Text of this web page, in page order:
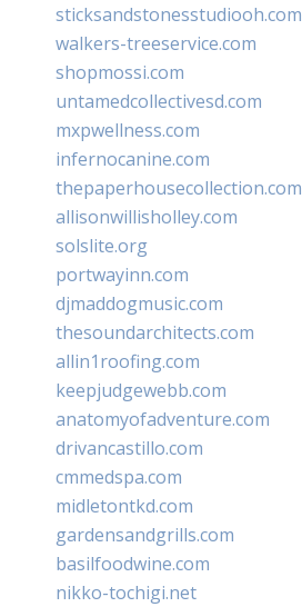
sticksandstonesstudiooh.com
walkers-treeservice.com
shopmossi.com
untamedcollectivesd.com
mxpwellness.com
infernocanine.com
thepaperhousecollection.com
allisonwillisholley.com
solslite.org
portwayinn.com
djmaddogmusic.com
thesoundarchitects.com
allin1roofing.com
keepjudgewebb.com
anatomyofadventure.com
drivancastillo.com
cmmedspa.com
midletontkd.com
gardensandgrills.com
basilfoodwine.com
nikko-tochigi.net